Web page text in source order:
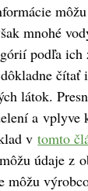
mnohé
podľa ich
čítať
látok.
a vplyve
vtomto
údaje z
môžu